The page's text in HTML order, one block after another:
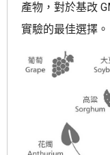
產物，對於基改
實驗的最佳選擇。